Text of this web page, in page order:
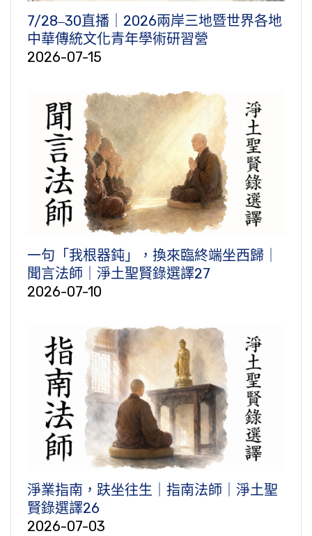
7/28‒30直播｜2026兩岸三地暨世界各地
中華傳統文化青年學術研習營
2026-07-15
一句「我根器鈍」，換來臨終端坐西歸｜
聞言法師｜淨土聖賢錄選譯27
2026-07-10
淨業指南，趺坐往生｜指南法師｜淨土聖
賢錄選譯26
2026-07-03